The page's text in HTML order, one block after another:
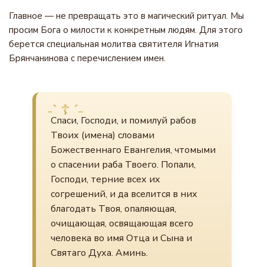
Главное — не превращать это в магический ритуал. Мы
просим Бога о милости к конкретным людям. Для этого
берется специальная молитва святителя Игнатия
Брянчанинова с перечислением имен.
Спаси, Господи, и помилуй рабов
Твоих (имена) словами
Божественнаго Евангелия, чтомыми
о спасении раба Твоего. Попали,
Господи, терние всех их
согрешений, и да вселится в них
благодать Твоя, опаляющая,
очищающая, освящающая всего
человека во имя Отца и Сына и
Святаго Духа. Аминь.